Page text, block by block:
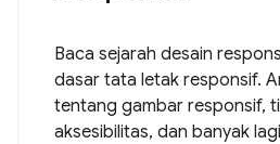
Baca sejarah desain
dasar tata letak responsif.
tentang gambar responsif,
aksesibilitas, dan banyak